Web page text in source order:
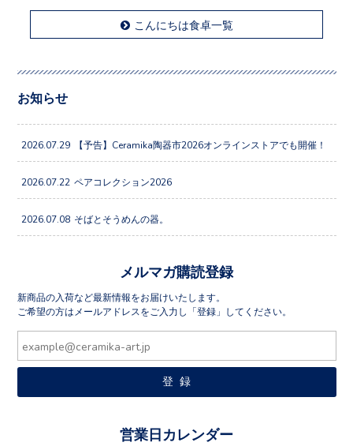
こんにちは食卓一覧
お知らせ
2026.07.29 【予告】Ceramika陶器市2026オンラインストアでも開催！
2026.07.22 ペアコレクション2026
2026.07.08 そばとそうめんの器。
メルマガ購読登録
新商品の入荷など最新情報をお届けいたします。
ご希望の方はメールアドレスをご入力し「登録」してください。
営業日カレンダー